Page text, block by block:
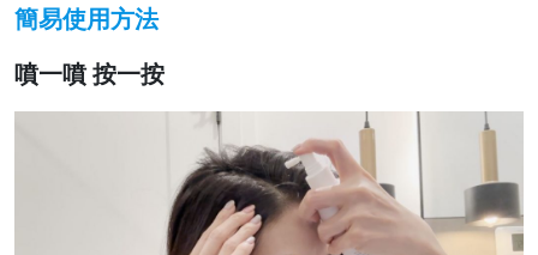
簡易使用方法
噴一噴 按一按